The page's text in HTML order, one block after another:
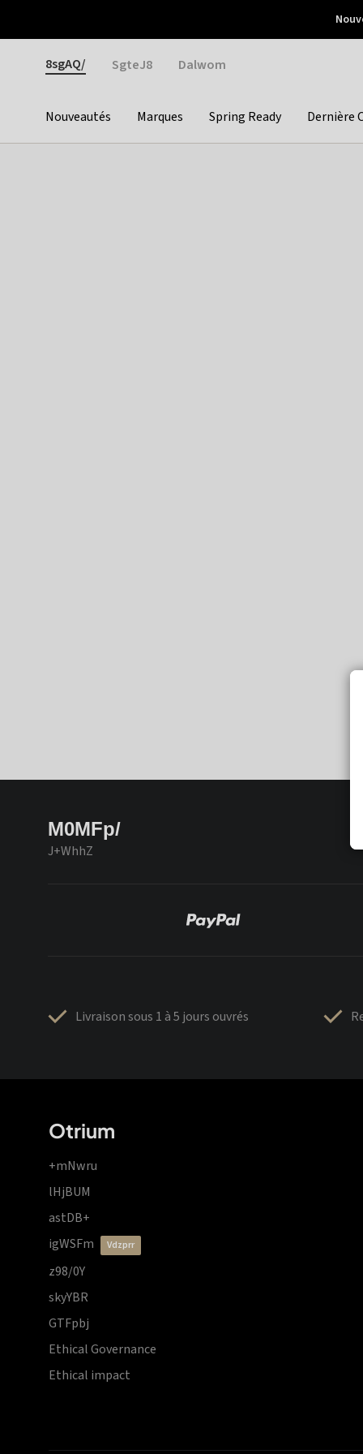
Retours faciles
Gender
8sgAQ/ SgteJ8 Dalwom
Categories
Nouveautés Marques Spring Ready Dernière
M0MFp/
J+WhhZ
Livraison sous 1 à 5 jours ouvrés
Otrium
+mNwru
lHjBUM
astDB+
igWSFm
vdzprr
z98/0Y
skyYBR
GTFpbj
Ethical Governance
Ethical impact